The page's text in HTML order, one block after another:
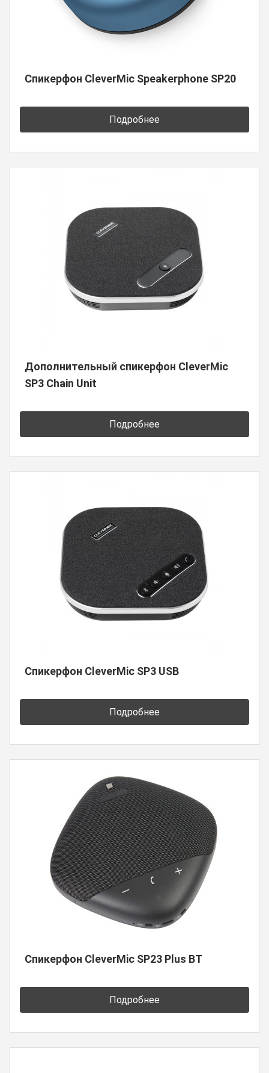
Спикерфон CleverMic Speakerphone SP20
Подробнее
Дополнительный спикерфон CleverMic
SP3 Chain Unit
Подробнее
Спикерфон CleverMic SP3 USB
Подробнее
Спикерфон CleverMic SP23 Plus BT
Подробнее